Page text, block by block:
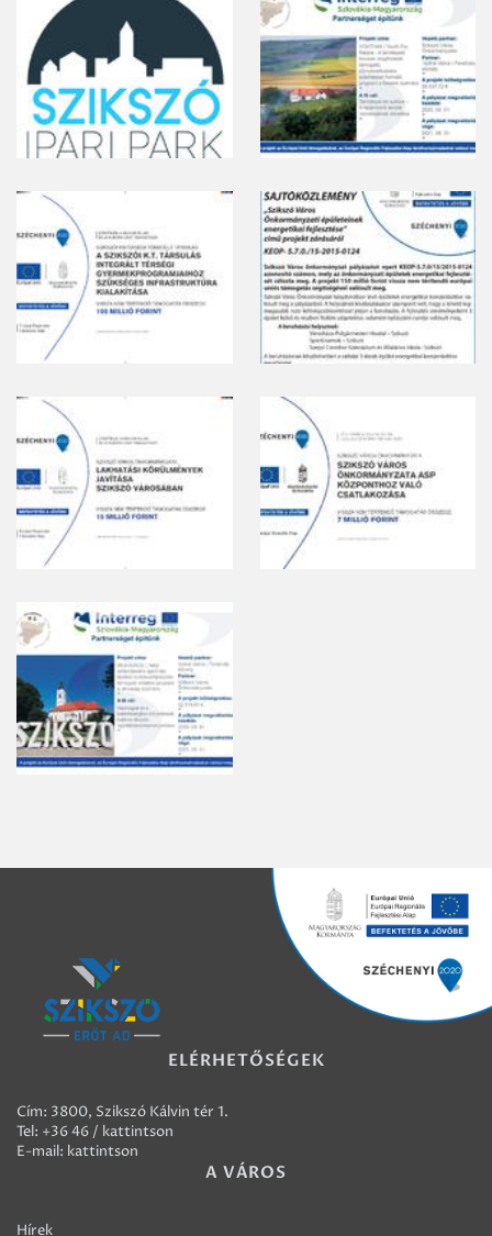
ELÉRHETŐSÉGEK
Cím: 3800, Szikszó Kálvin tér 1.
Tel: +36 46 / kattintson
E-mail: kattintson
A VÁROS
Hírek